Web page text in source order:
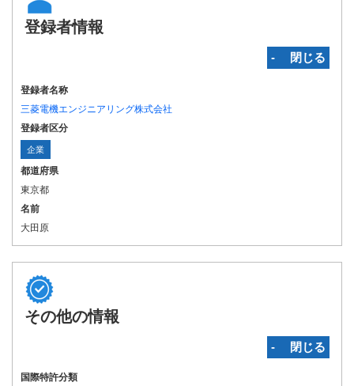
登録者情報
‐ 閉じる
登録者名称
三菱電機エンジニアリング株式会社
登録者区分
企業
都道府県
東京都
名前
大田原
その他の情報
‐ 閉じる
国際特許分類